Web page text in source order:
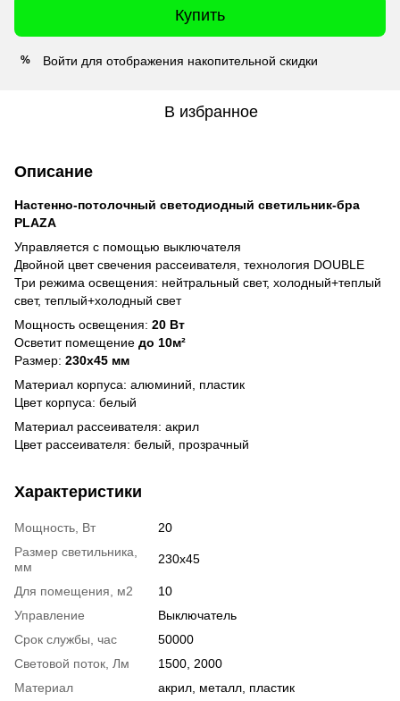
Купить
% Войти для отображения накопительной скидки
В избранное
Описание
Настенно-потолочный светодиодный светильник-бра
PLAZA
Управляется с помощью выключателя
Двойной цвет свечения рассеивателя, технология DOUBLE
Три режима освещения: нейтральный свет, холодный+теплый
свет, теплый+холодный свет
Мощность освещения: 20 Вт
Осветит помещение до 10м²
Размер: 230х45 мм
Материал корпуса: алюминий, пластик
Цвет корпуса: белый
Материал рассеивателя: акрил
Цвет рассеивателя: белый, прозрачный
Характеристики
Мощность, Вт
20
Размер светильника,
мм
230x45
Для помещения, м2
10
Управление
Выключатель
Срок службы, час
50000
Световой поток, Лм
1500, 2000
Материал
акрил, металл, пластик